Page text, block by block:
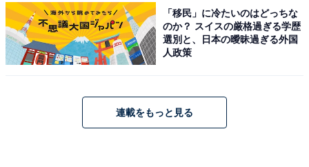
「移民」に冷たいのはどっちな
のか？ スイスの厳格過ぎる学歴
選別と、日本の曖昧過ぎる外国
人政策
連載をもっと見る